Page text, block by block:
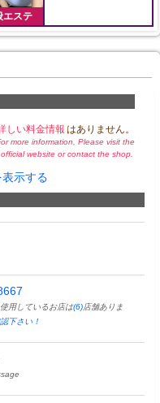
エステ
しい料金情報 はありません。
more information, Please visit the
official website or contact the shop.
示する
用しているお店は(6)店舗ありま
下さい！